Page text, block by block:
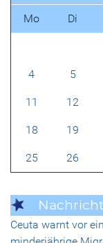
Mo Di
4 5
11 12
18 19
25 26
Ceuta warnt vor